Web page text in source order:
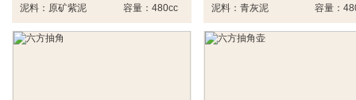
泥料：原矿紫泥
容量：480cc
泥料：青灰泥
容量：